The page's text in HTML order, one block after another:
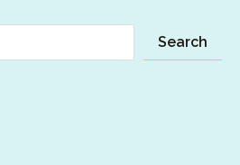
Search